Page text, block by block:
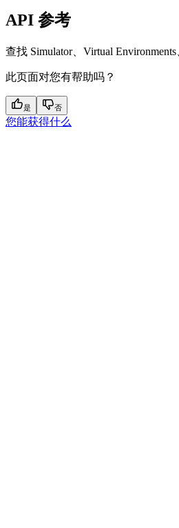
API 参考
查找 Simulator、Virtual
此页面对您有帮助吗？
是 否
您能获得什么